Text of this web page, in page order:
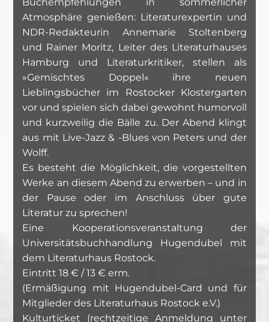
Buchempfehlungen in sommerlicher
Atmosphäre genießen: Literaturexpertin und
NDR-Redakteurin Annemarie Stoltenberg
und Rainer Moritz, Leiter des Literaturhauses
Hamburg und Literaturkritiker, stellen als
»Gemischtes Doppel« ihre neuen
Lieblingsbücher im Rostocker Klostergarten
vor und spielen sich dabei gewohnt humorvoll
und kurzweilig die Bälle zu. Der Abend klingt
aus mit Live-Jazz & -Blues von Peters und der
Wolff.
Es besteht die Möglichkeit, die vorgestellten
Werke an diesem Abend zu erwerben – und in
der Pause oder im Anschluss über gute
Literatur zu sprechen!
Eine Kooperationsveranstaltung der
Universitätsbuchhandlung Hugendubel mit
dem Literaturhaus Rostock.
Eintritt 18 € / 13 € erm.
(Ermäßigung mit Hugendubel-Card und für
Mitglieder des Literaturhaus Rostock e.V.)
Kulturticket (rechtzeitige Anmeldung unter